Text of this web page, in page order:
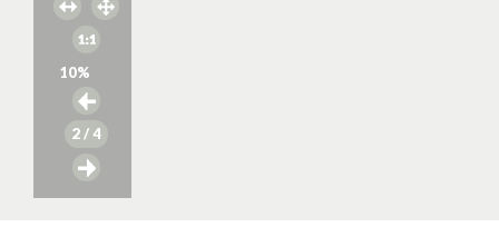
10%
2/ 4